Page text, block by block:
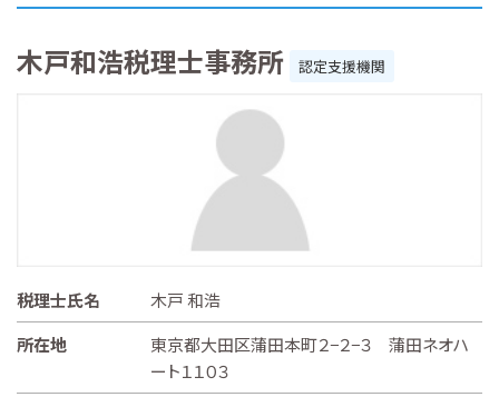
木戸和浩税理士事務所 認定支援機関
税理士氏名
木戸 和浩
所在地
東京都大田区蒲田本町２−２−３ 蒲田ネオハ
ート１１０３